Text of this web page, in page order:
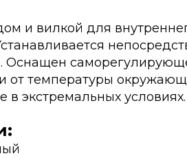
и вилкой для
Оснащен
от температуры
экстремальных условиях.